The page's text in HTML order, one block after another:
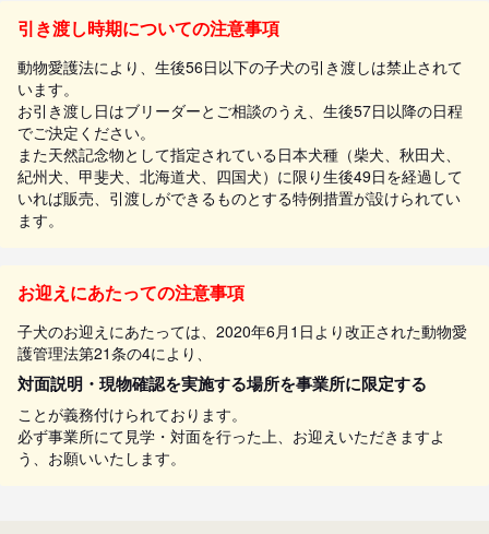
引き渡し時期についての注意事項
動物愛護法により、生後56日以下の子犬の引き渡しは禁止されて
います。
お引き渡し日はブリーダーとご相談のうえ、生後57日以降の日程
でご決定ください。
また天然記念物として指定されている日本犬種（柴犬、秋田犬、
紀州犬、甲斐犬、北海道犬、四国犬）に限り生後49日を経過して
いれば販売、引渡しができるものとする特例措置が設けられてい
ます。
お迎えにあたっての注意事項
子犬のお迎えにあたっては、2020年6月1日より改正された動物愛
護管理法第21条の4により、
対面説明・現物確認を実施する場所を事業所に限定する
ことが義務付けられております。
必ず事業所にて見学・対面を行った上、お迎えいただきますよ
う、お願いいたします。